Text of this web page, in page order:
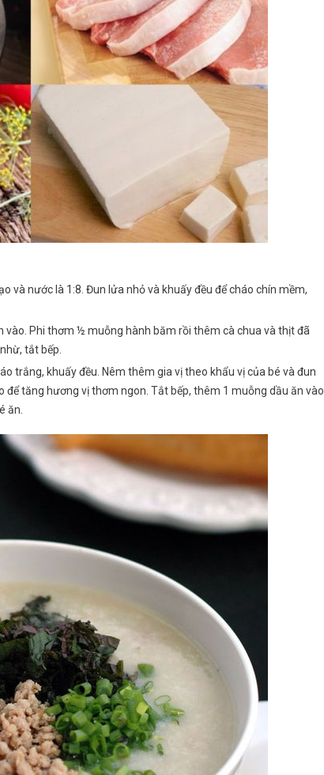
và nước là 1:8. Đun lửa nhỏ và khuấy đều để cháo chín mềm,
vào. Phi thơm ½ muỗng hành băm rồi thêm cà chua và thịt đã
tắt bếp.
trắng, khuấy đều. Nêm thêm gia vị theo khẩu vị của bé và đun
để tăng hương vị thơm ngon. Tắt bếp, thêm 1 muỗng dầu ăn vào
ăn.